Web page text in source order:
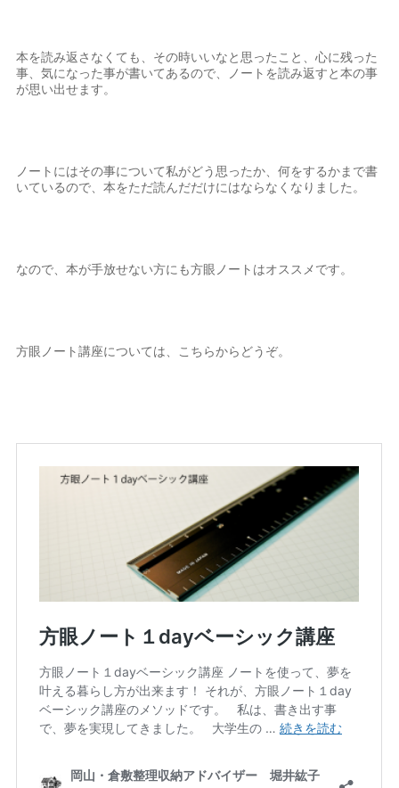
本を読み返さなくても、その時いいなと思ったこと、心に残った
事、気になった事が書いてあるので、ノートを読み返すと本の事
が思い出せます。
ノートにはその事について私がどう思ったか、何をするかまで書
いているので、本をただ読んだだけにはならなくなりました。
なので、本が手放せない方にも方眼ノートはオススメです。
方眼ノート講座については、こちらからどうぞ。